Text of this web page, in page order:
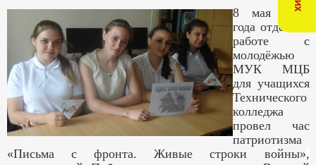
8 мая 2018
года отдел по
работе с
молодёжью
МУК МЦБ
для учащихся
Технического
колледжа
провел час
патриотизма
«Письма с фронта. Живые строки войны»,